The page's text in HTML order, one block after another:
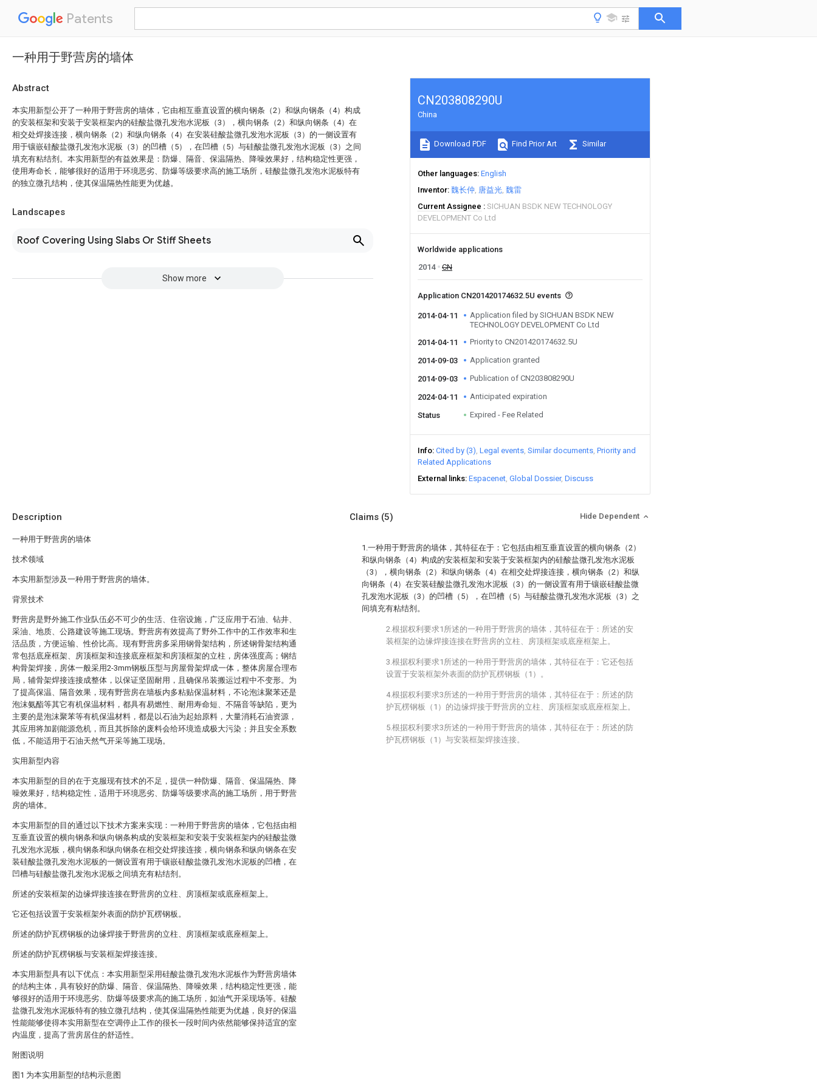
Patents
一种用于野营房的墙体
Abstract
本实用新型公开了一种用于野营房的墙体，它由相互垂直设置的横向钢条（2）和纵向钢条（4）构成
的安装框架和安装于安装框架内的硅酸盐微孔发泡水泥板（3），横向钢条（2）和纵向钢条（4）在
相交处焊接连接，横向钢条（2）和纵向钢条（4）在安装硅酸盐微孔发泡水泥板（3）的一侧设置有
用于镶嵌硅酸盐微孔发泡水泥板（3）的凹槽（5），在凹槽（5）与硅酸盐微孔发泡水泥板（3）之间
填充有粘结剂。本实用新型的有益效果是：防爆、隔音、保温隔热、降噪效果好，结构稳定性更强，
使用寿命长，能够很好的适用于环境恶劣、防爆等级要求高的施工场所，硅酸盐微孔发泡水泥板特有
的独立微孔结构，使其保温隔热性能更为优越。
Landscapes
Roof Covering Using Slabs Or Stiff Sheets
Show more
CN203808290U
China
Download PDF Find Prior Art Similar
Other languages English
Inventor 魏长仲 唐益光 魏雷
Current Assignee
SICHUAN BSDK NEW TECHNOLOGY
DEVELOPMENT Co Ltd
Worldwide applications
2014
CN
Application CN201420174632.5U events
2014-04-11
Application filed by SICHUAN BSDK NEW
TECHNOLOGY DEVELOPMENT Co Ltd
2014-04-11
Priority to CN201420174632.5U
2014-09-03 Application granted
2014-09-03 Publication of CN203808290U
2024-04-11 Anticipated expiration
Status Expired - Fee Related
Info Cited by (3) Legal events Similar documents Priority and
Related Applications
External links Espacenet Global Dossier Discuss
Description
一种用于野营房的墙体
技术领域
本实用新型涉及一种用于野营房的墙体。
背景技术
野营房是野外施工作业队伍必不可少的生活、住宿设施，广泛应用于石油、钻井、
采油、地质、公路建设等施工现场。野营房有效提高了野外工作中的工作效率和生
活品质，方便运输、性价比高。现有野营房多采用钢骨架结构，所述钢骨架结构通
常包括底座框架、房顶框架和连接底座框架和房顶框架的立柱，房体强度高；钢结
构骨架焊接，房体一般采用2-3mm钢板压型与房屋骨架焊成一体，整体房屋合理布
局，辅骨架焊接连接成整体，以保证坚固耐用，且确保吊装搬运过程中不变形。为
了提高保温、隔音效果，现有野营房在墙板内多粘贴保温材料，不论泡沫聚苯还是
泡沫氨酯等其它有机保温材料，都具有易燃性、耐用寿命短、不隔音等缺陷，更为
主要的是泡沫聚苯等有机保温材料，都是以石油为起始原料，大量消耗石油资源，
其应用将加剧能源危机，而且其拆除的废料会给环境造成极大污染；并且安全系数
低，不能适用于石油天然气开采等施工现场。
实用新型内容
本实用新型的目的在于克服现有技术的不足，提供一种防爆、隔音、保温隔热、降
噪效果好，结构稳定性，适用于环境恶劣、防爆等级要求高的施工场所，用于野营
房的墙体。
本实用新型的目的通过以下技术方案来实现：一种用于野营房的墙体，它包括由相
互垂直设置的横向钢条和纵向钢条构成的安装框架和安装于安装框架内的硅酸盐微
孔发泡水泥板，横向钢条和纵向钢条在相交处焊接连接，横向钢条和纵向钢条在安
装硅酸盐微孔发泡水泥板的一侧设置有用于镶嵌硅酸盐微孔发泡水泥板的凹槽，在
凹槽与硅酸盐微孔发泡水泥板之间填充有粘结剂。
所述的安装框架的边缘焊接连接在野营房的立柱、房顶框架或底座框架上。
它还包括设置于安装框架外表面的防护瓦楞钢板。
所述的防护瓦楞钢板的边缘焊接于野营房的立柱、房顶框架或底座框架上。
所述的防护瓦楞钢板与安装框架焊接连接。
本实用新型具有以下优点：本实用新型采用硅酸盐微孔发泡水泥板作为野营房墙体
的结构主体，具有较好的防爆、隔音、保温隔热、降噪效果，结构稳定性更强，能
够很好的适用于环境恶劣、防爆等级要求高的施工场所，如油气开采现场等。硅酸
盐微孔发泡水泥板特有的独立微孔结构，使其保温隔热性能更为优越，良好的保温
性能能够使得本实用新型在空调停止工作的很长一段时间内依然能够保持适宜的室
内温度，提高了营房居住的舒适性。
附图说明
图1 为本实用新型的结构示意图
Claims (5) Hide Dependent
1.一种用于野营房的墙体，其特征在于：它包括由相互垂直设置的横向钢条（2）
和纵向钢条（4）构成的安装框架和安装于安装框架内的硅酸盐微孔发泡水泥板
（3），横向钢条（2）和纵向钢条（4）在相交处焊接连接，横向钢条（2）和纵
向钢条（4）在安装硅酸盐微孔发泡水泥板（3）的一侧设置有用于镶嵌硅酸盐微
孔发泡水泥板（3）的凹槽（5），在凹槽（5）与硅酸盐微孔发泡水泥板（3）之
间填充有粘结剂。
2.根据权利要求1所述的一种用于野营房的墙体，其特征在于：所述的安
装框架的边缘焊接连接在野营房的立柱、房顶框架或底座框架上。
3.根据权利要求1所述的一种用于野营房的墙体，其特征在于：它还包括
设置于安装框架外表面的防护瓦楞钢板（1）。
4.根据权利要求3所述的一种用于野营房的墙体，其特征在于：所述的防
护瓦楞钢板（1）的边缘焊接于野营房的立柱、房顶框架或底座框架上。
5.根据权利要求3所述的一种用于野营房的墙体，其特征在于：所述的防
护瓦楞钢板（1）与安装框架焊接连接。